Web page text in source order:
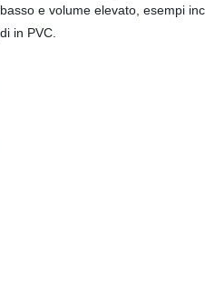
e volume elevato, esempi
in PVC.